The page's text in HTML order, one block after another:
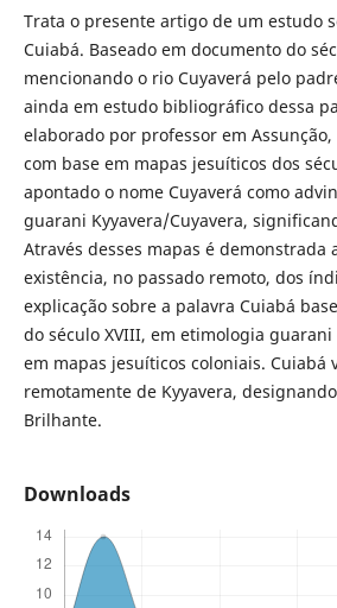
Trata o presente artigo de um estudo
Cuiabá. Baseado em documento do
mencionando o rio Cuyaverá pelo
ainda em estudo bibliográfico dessa
elaborado por professor em
com base em mapas jesuíticos dos
apontado o nome Cuyaverá como
guarani Kyyavera/Cuyavera,
Através desses mapas é demonstrada
existência, no passado remoto, dos
explicação sobre a palavra Cuiabá
do século XVIII, em etimologia
em mapas jesuíticos coloniais. Cuiabá
remotamente de Kyyavera,
Brilhante.
Downloads